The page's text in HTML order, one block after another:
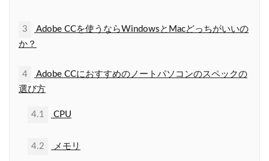
3
Adobe CCを使うならWindowsとMacどっちがいいの
か？
4
Adobe CCにおすすめのノートパソコンのスペックの
選び方
4.1 CPU
4.2 メモリ